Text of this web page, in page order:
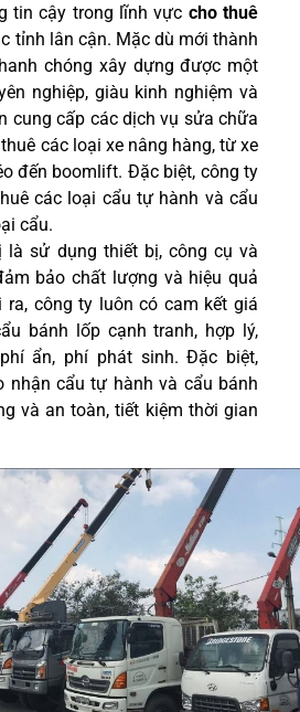
tin cậy trong lĩnh vực cho thuê
tỉnh lân cận. Mặc dù mới thành
chóng xây dựng được một
nghiệp, giàu kinh nghiệm và
cung cấp các dịch vụ sửa chữa
các loại xe nâng hàng, từ xe
đến boomlift. Đặc biệt, công ty
các loại cẩu tự hành và cẩu
cẩu.
sử dụng thiết bị, công cụ và
bảo chất lượng và hiệu quả
công ty luôn có cam kết giá
bánh lốp cạnh tranh, hợp lý,
ẩn, phí phát sinh. Đặc biệt,
nhận cẩu tự hành và cẩu bánh
và an toàn, tiết kiệm thời gian